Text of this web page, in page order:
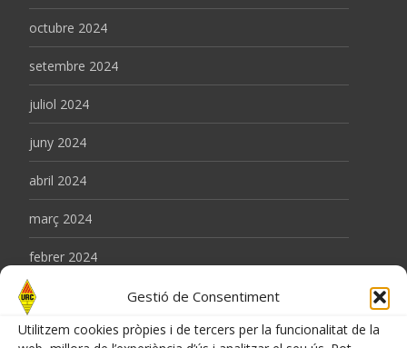
Gestió de Consentiment
Utilitzem cookies pròpies i de tercers per la funcionalitat de la
octubre 2024
setembre 2024
juliol 2024
juny 2024
abril 2024
març 2024
febrer 2024
gener 2024
desembre 2023